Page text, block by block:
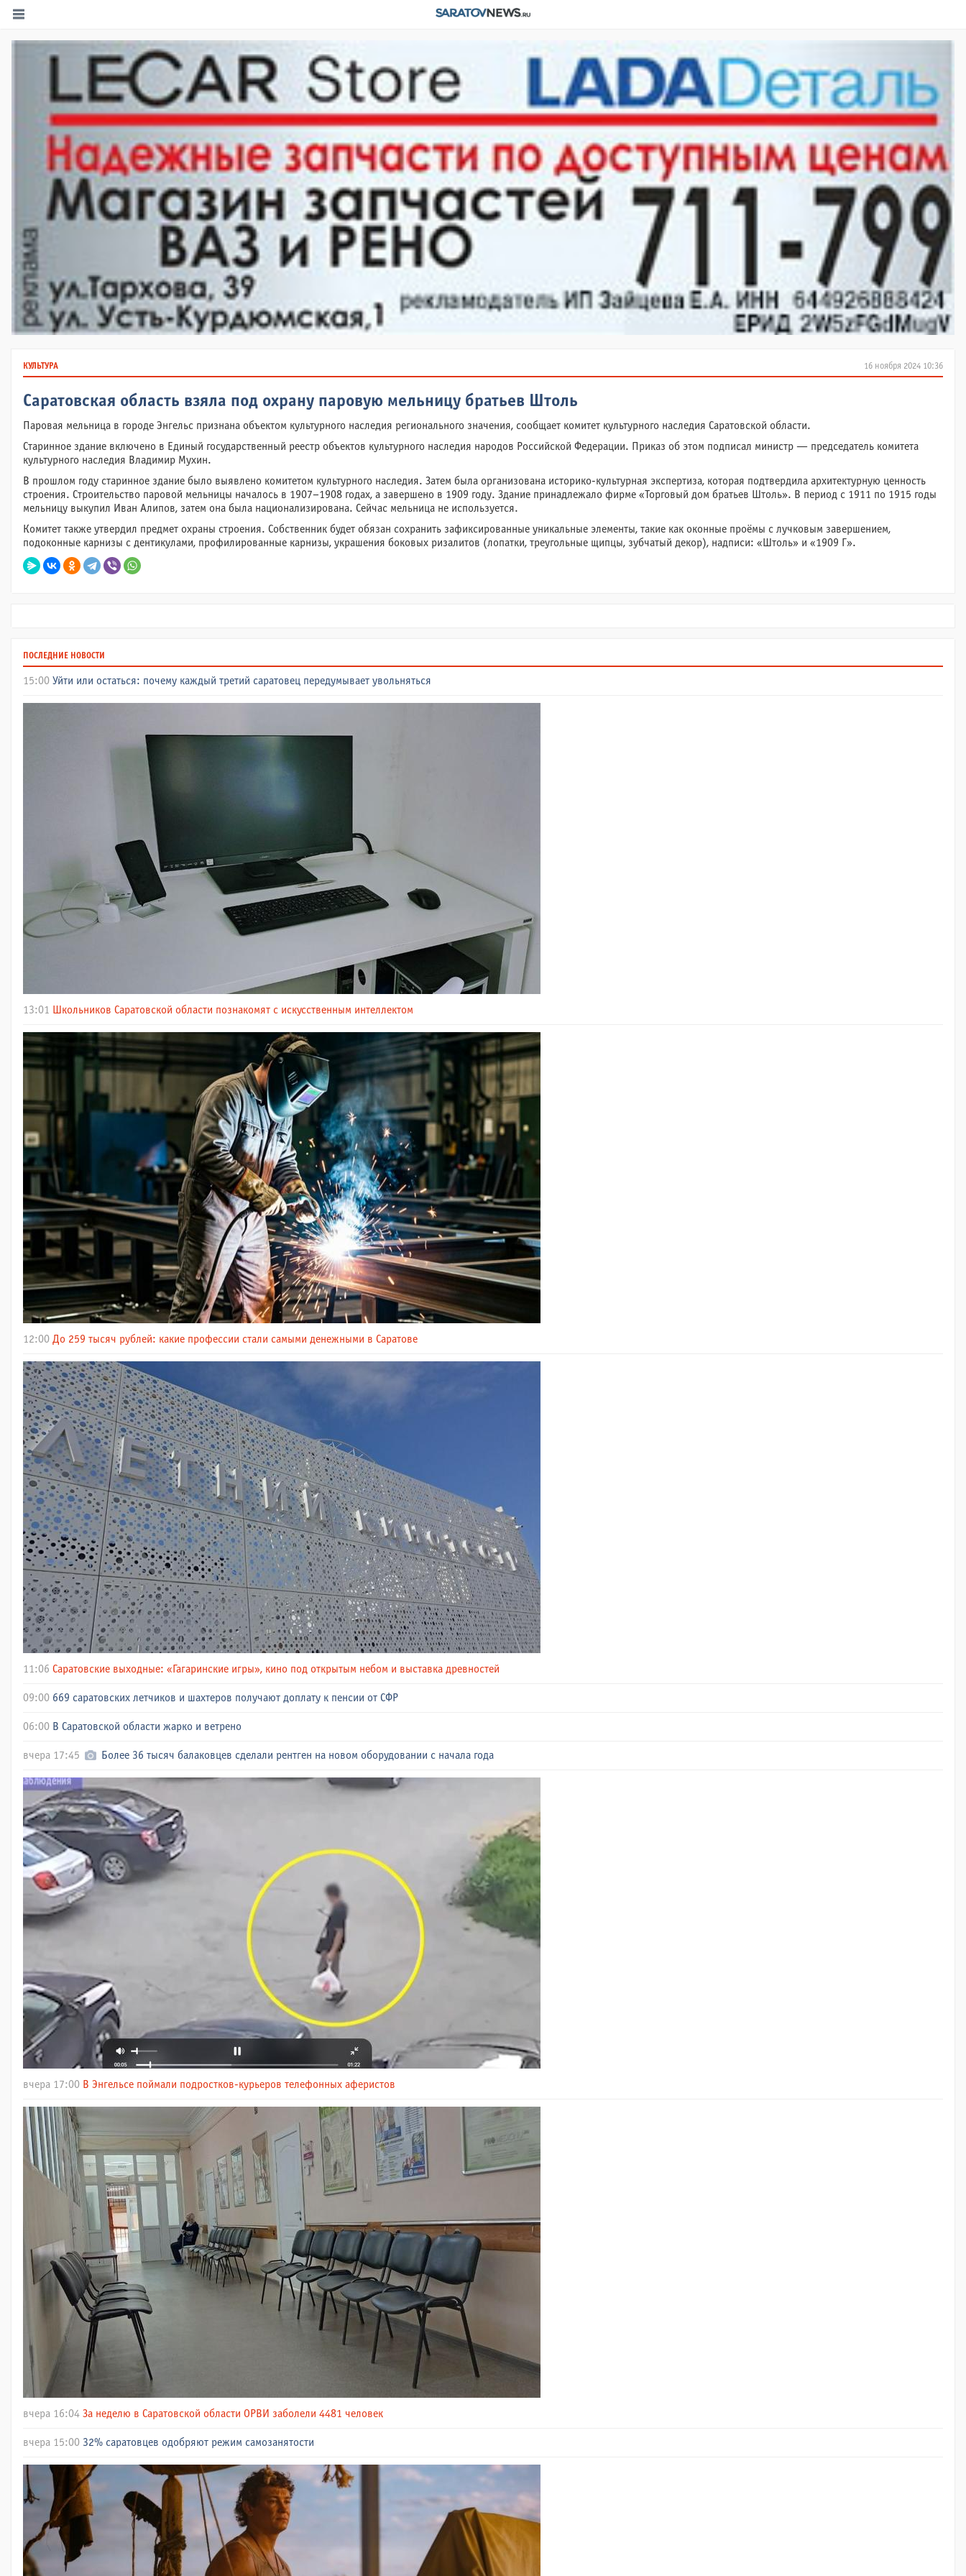
16 ноября 2024 10:36
КУЛЬТУРА
Саратовская область взяла под охрану паровую мельницу братьев Штоль
Паровая мельница в городе Энгельс признана объектом культурного наследия регионального значения, сообщает комитет культурного наследия Саратовской области.
Старинное здание включено в Единый государственный реестр объектов культурного наследия народов Российской Федерации. Приказ об этом подписал министр — председатель комитета
культурного наследия Владимир Мухин.
В прошлом году старинное здание было выявлено комитетом культурного наследия. Затем была организована историко-культурная экспертиза, которая подтвердила архитектурную ценность
строения. Строительство паровой мельницы началось в 1907–1908 годах, а завершено в 1909 году. Здание принадлежало фирме «Торговый дом братьев Штоль». В период с 1911 по 1915 годы
мельницу выкупил Иван Алипов, затем она была национализирована. Сейчас мельница не используется.
Комитет также утвердил предмет охраны строения. Собственник будет обязан сохранить зафиксированные уникальные элементы, такие как оконные проёмы с лучковым завершением,
подоконные карнизы с дентикулами, профилированные карнизы, украшения боковых ризалитов (лопатки, треугольные щипцы, зубчатый декор), надписи: «Штоль» и «1909 Г».
ПОСЛЕДНИЕ НОВОСТИ
15:00 Уйти или остаться: почему каждый третий саратовец передумывает увольняться
13:01 Школьников Саратовской области познакомят с искусственным интеллектом
12:00 До 259 тысяч рублей: какие профессии стали самыми денежными в Саратове
11:06 Саратовские выходные: «Гагаринские игры», кино под открытым небом и выставка древностей
09:00 669 саратовских летчиков и шахтеров получают доплату к пенсии от СФР
06:00 В Саратовской области жарко и ветрено
вчера 17:45 Более 36 тысяч балаковцев сделали рентген на новом оборудовании с начала года
вчера 17:00 В Энгельсе поймали подростков-курьеров телефонных аферистов
вчера 16:04 За неделю в Саратовской области ОРВИ заболели 4481 человек
вчера 15:00 32% саратовцев одобряют режим самозанятости